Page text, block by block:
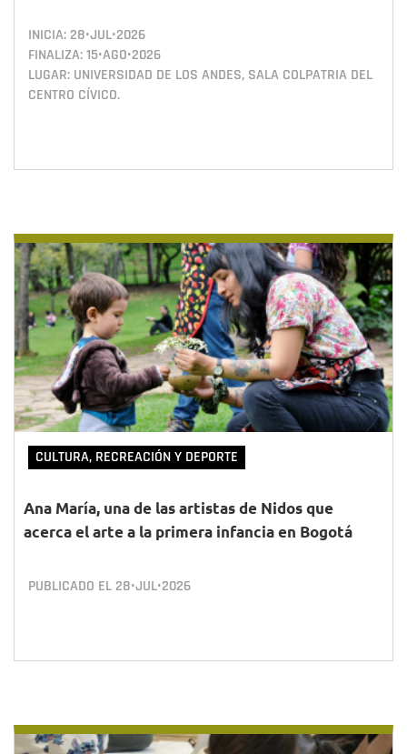
INICIA: 28•JUL•2026
FINALIZA:15•AGO•2026
LUGAR: UNIVERSIDAD DE LOS ANDES, SALA COLPATRIA DEL
CENTRO CÍVICO.
CULTURA, RECREACIÓN Y DEPORTE
Ana María, una de las artistas de Nidos que
acerca el arte a la primera infancia en Bogotá
PUBLICADO EL 28•JUL•2026